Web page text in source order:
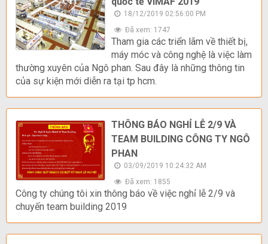
18/12/2019 02:56:00 PM
Đã xem: 1747
Tham gia các triển lãm về thiết bị,
máy móc và công nghệ là việc làm
thường xuyên của Ngô phan. Sau đây là những thông tin
của sự kiện mới diễn ra tại tp hcm.
THÔNG BÁO NGHỈ LỄ 2/9 VÀ
TEAM BUILDING CÔNG TY NGÔ
PHAN
03/09/2019 10:24:32 AM
Đã xem: 1855
Công ty chúng tôi xin thông báo về việc nghỉ lễ 2/9 và
chuyến team building 2019